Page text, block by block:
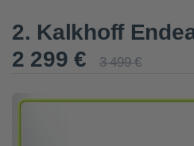
2. Kalkhoff
2 299 €
3 499 €